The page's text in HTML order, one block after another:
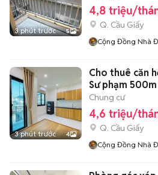
3 phút trước 5
4,8 triệu/
Q. Cầu Giấy
Cộng Đồng Nhà
3 phút trước 4
Cho thuê căn
Sư phạm 500m
Chung cư
4,6 triệu/
Q. Cầu Giấy
Cộng Đồng Nhà